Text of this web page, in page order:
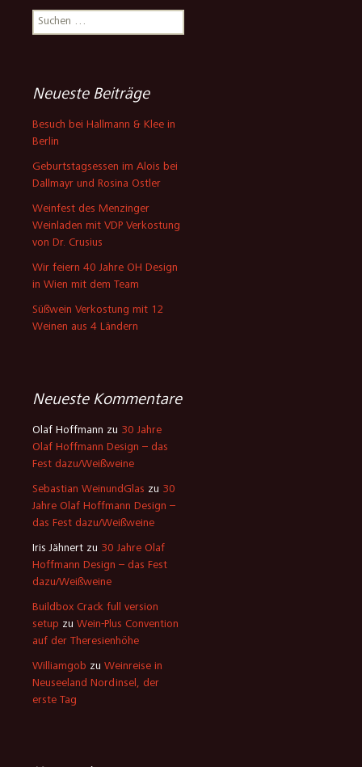
Suchen
nach:
Neueste Beiträge
Besuch bei Hallmann & Klee in
Berlin
Geburtstagsessen im Alois bei
Dallmayr und Rosina Ostler
Weinfest des Menzinger
Weinladen mit VDP Verkostung
von Dr. Crusius
Wir feiern 40 Jahre OH Design
in Wien mit dem Team
Süßwein Verkostung mit 12
Weinen aus 4 Ländern
Neueste Kommentare
Olaf Hoffmann zu 30 Jahre
Olaf Hoffmann Design – das
Fest dazu/Weißweine
Sebastian WeinundGlas zu 30
Jahre Olaf Hoffmann Design –
das Fest dazu/Weißweine
Iris Jähnert zu 30 Jahre Olaf
Hoffmann Design – das Fest
dazu/Weißweine
Buildbox Crack full version
setup zu Wein-Plus Convention
auf der Theresienhöhe
Williamgob zu Weinreise in
Neuseeland Nordinsel, der
erste Tag